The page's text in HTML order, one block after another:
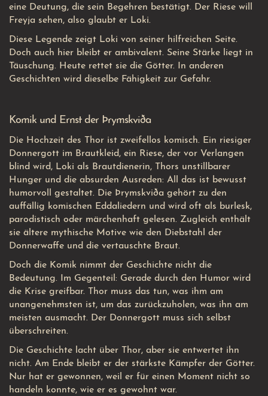
eine Deutung, die sein Begehren bestätigt. Der Riese will
Freyja sehen, also glaubt er Loki.
Diese Legende zeigt Loki von seiner hilfreichen Seite.
Doch auch hier bleibt er ambivalent. Seine Stärke liegt in
Täuschung. Heute rettet sie die Götter. In anderen
Geschichten wird dieselbe Fähigkeit zur Gefahr.
Komik und Ernst der Þrymskviða
Die Hochzeit des Thor ist zweifellos komisch. Ein riesiger
Donnergott im Brautkleid, ein Riese, der vor Verlangen
blind wird, Loki als Brautdienerin, Thors unstillbarer
Hunger und die absurden Ausreden: All das ist bewusst
humorvoll gestaltet. Die Þrymskviða gehört zu den
auffällig komischen Eddaliedern und wird oft als burlesk,
parodistisch oder märchenhaft gelesen. Zugleich enthält
sie ältere mythische Motive wie den Diebstahl der
Donnerwaffe und die vertauschte Braut.
Doch die Komik nimmt der Geschichte nicht die
Bedeutung. Im Gegenteil: Gerade durch den Humor wird
die Krise greifbar. Thor muss das tun, was ihm am
unangenehmsten ist, um das zurückzuholen, was ihn am
meisten ausmacht. Der Donnergott muss sich selbst
überschreiten.
Die Geschichte lacht über Thor, aber sie entwertet ihn
nicht. Am Ende bleibt er der stärkste Kämpfer der Götter.
Nur hat er gewonnen, weil er für einen Moment nicht so
handeln konnte, wie er es gewohnt war.